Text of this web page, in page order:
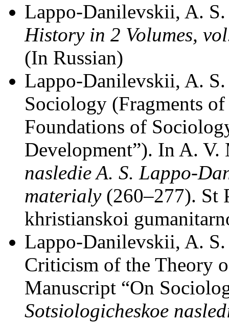
Lappo-Danilevskii, A.
History in 2 Volumes,
(In Russian)
Lappo-Danilevskii, A.
Sociology (Fragments
Foundations of
Development”). In A.
nasledie A. S. Lappo-
materialy(260–277). St
khristianskoi
Lappo-Danilevskii, A.
Criticism of the Theory
Manuscript “On
Sotsiologicheskoe